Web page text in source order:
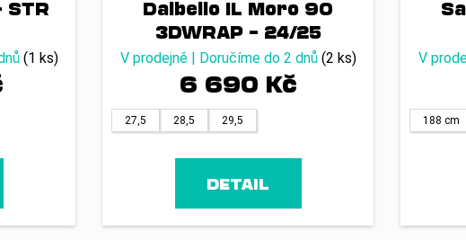
(1 ks)
Dalbello IL Moro 90
3DWRAP – 24/25
V prodejně | Doručíme do 2 dnů (2 ks)
6 690 Kč
27,5 28,5 29,5
DETAIL
V
188 cm